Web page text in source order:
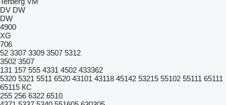
DV DW
DW
4900
XG
706
52 3307 3309 3507 5312
3502 3507
131 157 555 4331 4502 433362
5320 5321 5511 6520 43101 43118 45142 53215 55102 55111 65111
65115 КС
255 256 6322 6510